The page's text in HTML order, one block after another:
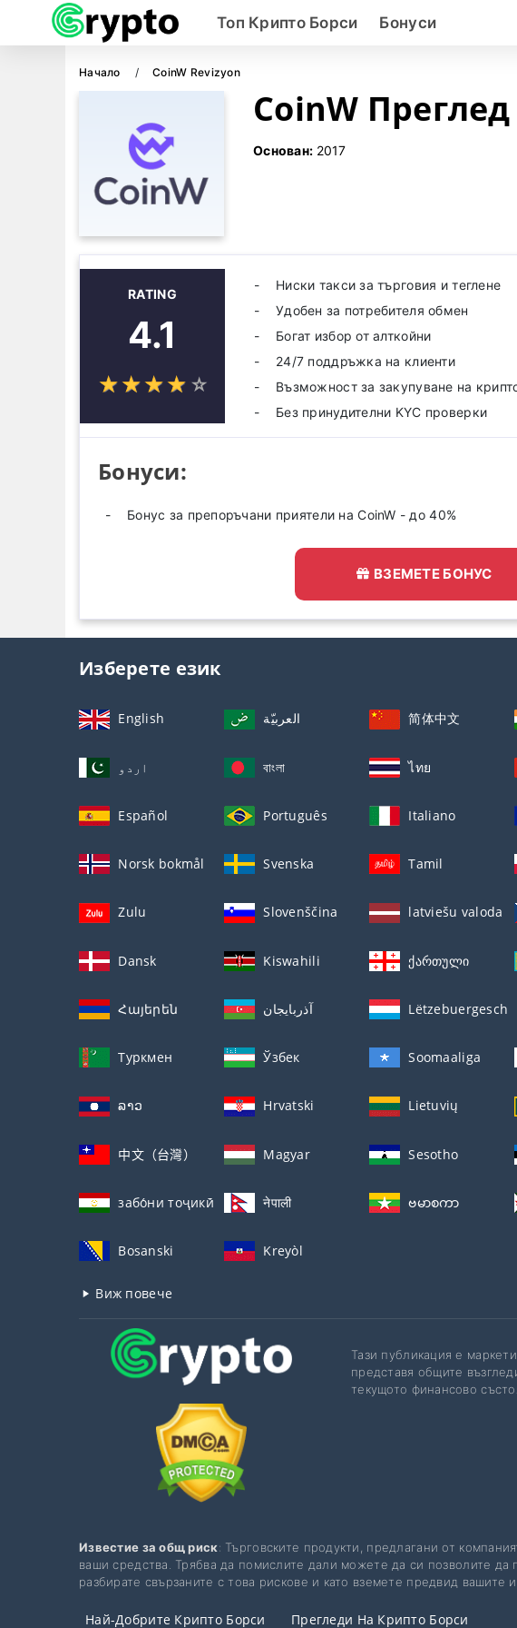
Топ Крипто Борси Бонуси
Начало CoinW Revizyon
CoinW Преглед
Основан: 2017
RATING
4.1
☆☆☆☆ ☆
★★★★ ★
Ниски такси за търговия и теглене
Удобен за потребителя обмен
Богат избор от алткойни
24/7 поддръжка на клиенти
Възможност за закупуване на
Без принудителни KYC проверки
Бонуси:
Бонус за препоръчани приятели на CoinW - до 40%
ВЗЕМЕТЕ БОНУС
Изберете език
English العربيّة 简体中文
اردو বাংলা ไทย
Español Português Italiano
Norsk bokmål Svenska Tamil
Zulu Slovenščina latviešu valoda
Dansk Kiswahili ქართული
Հայերեն آذربايجان Lëtzebuergesch
Туркмен Ўзбек Soomaaliga
ລາວ Hrvatski Lietuvių
中文（台灣） Magyar Sesotho
забо́ни тоҷикӣ́ नेपाली ဗမာစကာ
Bosanski Kreyòl
Виж повече
Тази публикация е
представя общите
текущото финансово
Известие за общ риск: Търговските продукти, предлагани от
ваши средства. Трябва да помислите дали можете да си позволите да
разбирате свързаните с това рискове и като вземете предвид вашите
Най-Добрите Крипто Борси Прегледи На Крипто Борси